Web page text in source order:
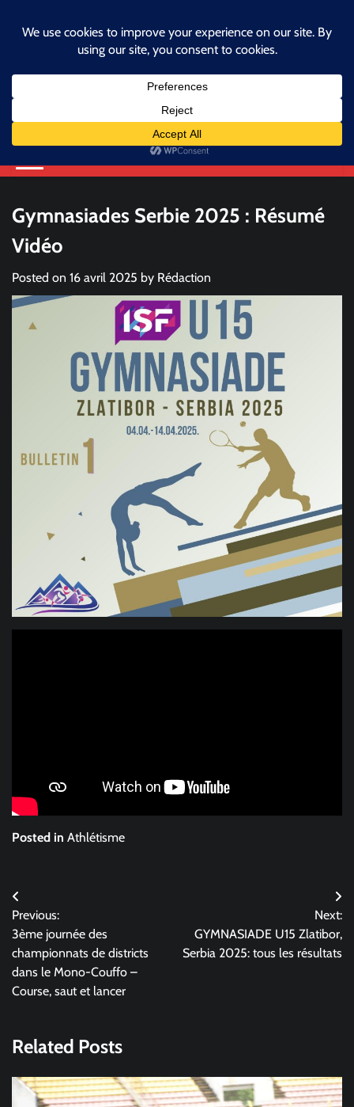
facebookinstagram
twitter
Fédération Béninoise
d'Athlétisme
Athlétisme, ma fierté, je m'engage.
Gymnasiades Serbie 2025 : Résumé
Vidéo
Posted on 16 avril 2025 by Rédaction
Posted in Athlétisme
Navigation
de
l’article
Previous:
3ème journée des
championnats de districts
dans le Mono-Couffo –
Course, saut et lancer
Next:
GYMNASIADE U15 Zlatibor,
Serbia 2025: tous les résultats
Related Posts